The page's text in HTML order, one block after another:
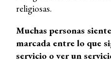
religiosas.
Muchas personas
marcada entre lo que
servicio o ver un